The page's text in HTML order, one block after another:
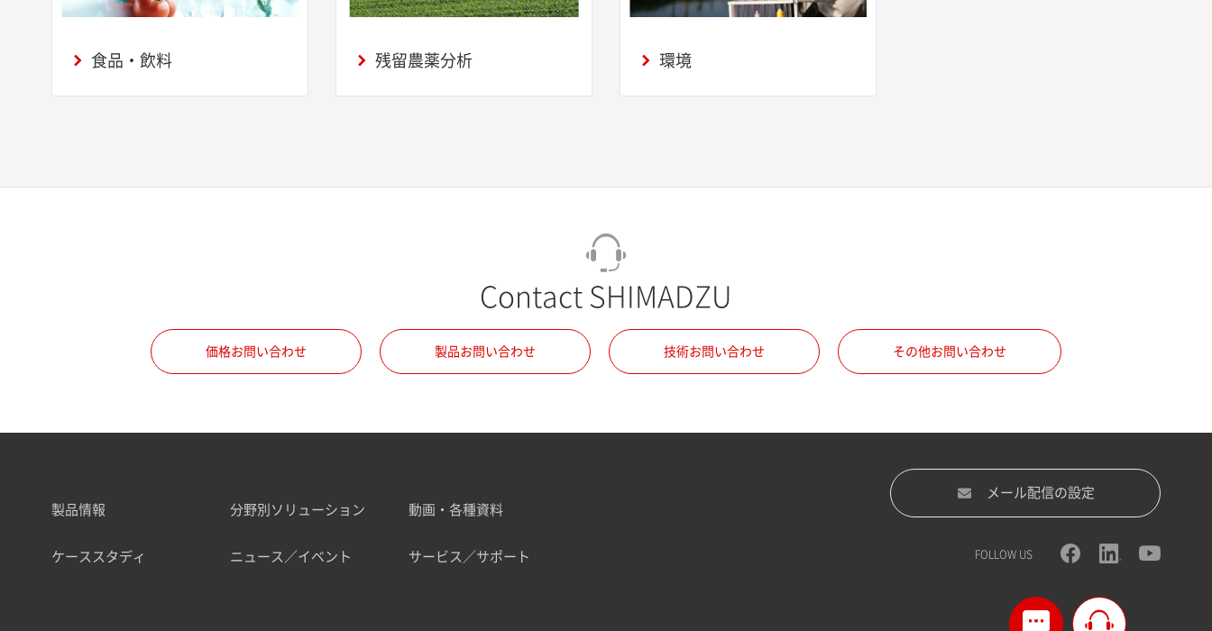
食品・飲料 残留農薬分析 環境
Contact SHIMADZU
価格お問い合わせ 製品お問い合わせ 技術お問い合わせ その他お問い合わせ
製品情報 分野別ソリューション 動画・各種資料
ケーススタディ ニュース／イベント サービス／サポート
メール配信の設定
FOLLOW US